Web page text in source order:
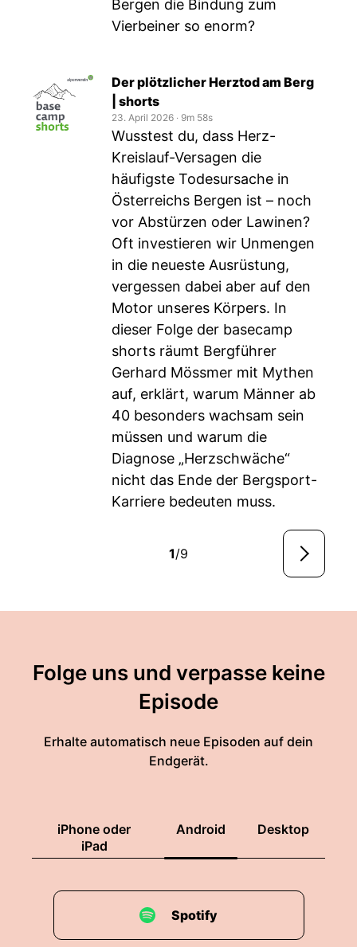
Bergen die Bindung zum
Vierbeiner so enorm?
Der plötzlicher Herztod am Berg
| shorts
23. April 2026 ‧ 9m 58s
Wusstest du, dass Herz-
Kreislauf-Versagen die
häufigste Todesursache in
Österreichs Bergen ist – noch
vor Abstürzen oder Lawinen?
Oft investieren wir Unmengen
in die neueste Ausrüstung,
vergessen dabei aber auf den
Motor unseres Körpers. In
dieser Folge der basecamp
shorts räumt Bergführer
Gerhard Mössmer mit Mythen
auf, erklärt, warum Männer ab
40 besonders wachsam sein
müssen und warum die
Diagnose „Herzschwäche“
nicht das Ende der Bergsport-
Karriere bedeuten muss.
1/9
Folge uns und verpasse keine
Episode
Erhalte automatisch neue Episoden auf dein
Endgerät.
iPhone oder
iPad
Android Desktop
Spotify